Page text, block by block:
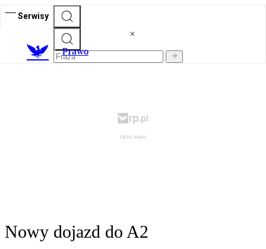
Serwisy
Prawo
Nowy dojazd do A2